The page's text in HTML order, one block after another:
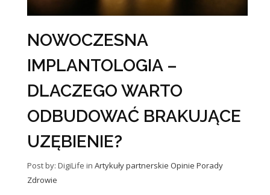
NOWOCZESNA
IMPLANTOLOGIA –
DLACZEGO WARTO
ODBUDOWAĆ BRAKUJĄCE
UZĘBIENIE?
Post by: DigiLife in Artykuły partnerskie Opinie Porady
Zdrowie